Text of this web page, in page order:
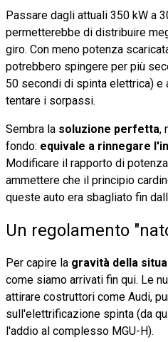
Passare dagli attuali 350 kW a
permetterebbe di distribuire
giro. Con meno potenza
potrebbero spingere per più
50 secondi di spinta elettrica) e
tentare i sorpassi.
Sembra la soluzione perfetta,
fondo: equivale a rinnegare
Modificare il rapporto di
ammettere che il principio
queste auto era sbagliato fin
Un regolamento
Per capire la gravità della
come siamo arrivati fin qui. Le
attirare costruttori come Audi,
sull'elettrificazione spinta (da
l'addio al complesso MGU-H).